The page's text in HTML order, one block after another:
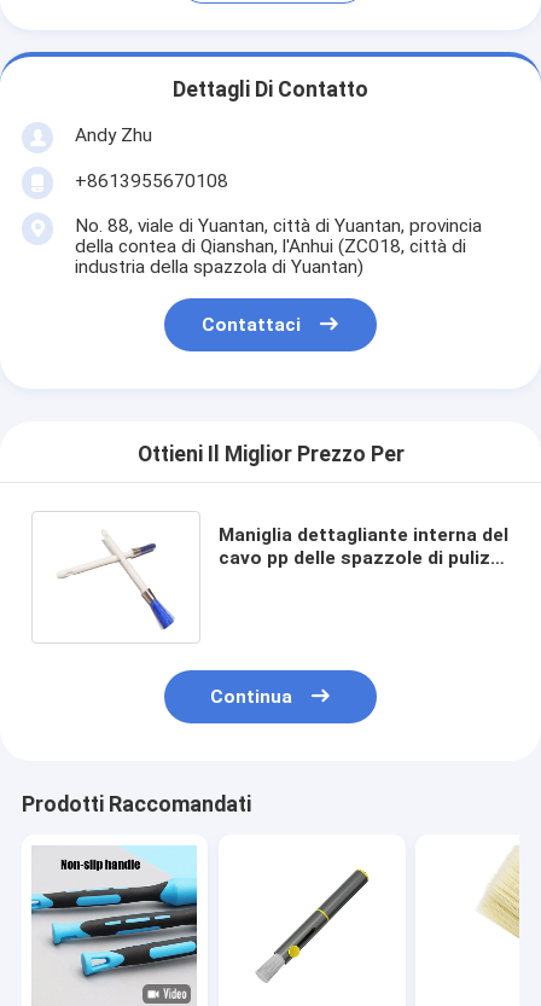
Dettagli Di Contatto
Andy Zhu
+8613955670108
No. 88, viale di Yuantan, città di Yuantan, provincia
della contea di Qianshan, l'Anhui (ZC018, città di
industria della spazzola di Yuantan)
Contattaci
Ottieni Il Miglior Prezzo Per
Maniglia dettagliante interna del
cavo pp delle spazzole di pulizia
Continua
Prodotti Raccomandati